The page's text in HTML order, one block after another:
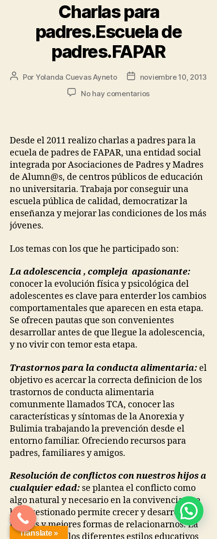
Charlas para
padres.Escuela de
padres.FAPAR
Por Yolanda Cuevas Ayneto
noviembre 10, 2013
No hay comentarios
Desde el 2011 realizo charlas a padres para la
ecuela de padres de FAPAR, una entidad social
integrada por Asociaciones de Padres y Madres
de Alumn@s, de centros públicos de educación
no universitaria. Trabaja por conseguir una
escuela pública de calidad, democratizar la
enseñanza y mejorar las condiciones de los más
jóvenes.
Los temas con los que he participado son:
La adolescencia , compleja apasionante:
conocer la evolución física y psicológica del
adolescentes es clave para enterder los cambios
comportamentales que aparecen en esta etapa.
Se ofrecen pautas que son convenientes
desarrollar antes de que llegue la adolescencia,
y no vivir con temor esta etapa.
Trastornos para la conducta alimentaria: el
objetivo es acercar la correcta definicion de los
trastornos de conducta alimentaria
comunmente llamados TCA, conocer las
características y síntomas de la Anorexia y
Bulimia trabajando la prevención desde el
entorno familiar. Ofreciendo recursos para
padres, familiares y amigos.
Resolución de conflictos con nuestros hijos a
cualquier edad: se plantea el conflicto como
algo natural y necesario en la convivencia que
bien gestionado permite crecer y desarrollar
nuevas y mejores formas de relacionarnos. La
Translate »